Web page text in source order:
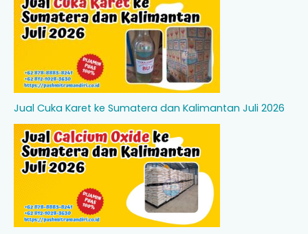
Jual Cuka Karet ke Sumatera dan Kalimantan Juli 2026